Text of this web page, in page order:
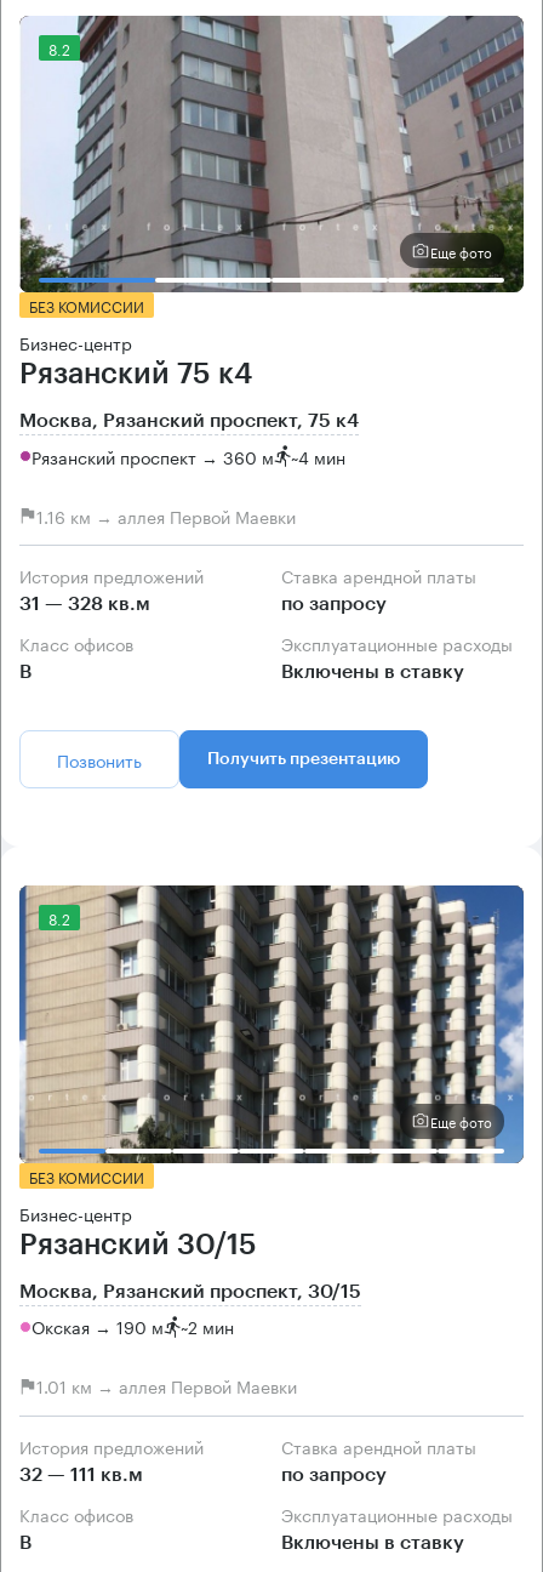
8.2
Еще фото
БЕЗ КОМИССИИ
Бизнес-центр
Рязанский 75 к4
Москва, Рязанский проспект, 75 к4
Рязанский проспект → 360 м ~4 мин
1.16 км → аллея Первой Маевки
История предложений
31 — 328 кв.м
Ставка арендной платы
по запросу
Класс офисов
B
Эксплуатационные расходы
Включены в ставку
Позвонить Получить презентацию
8.2
Еще фото
БЕЗ КОМИССИИ
Бизнес-центр
Рязанский 30/15
Москва, Рязанский проспект, 30/15
Окская → 190 м ~2 мин
1.01 км → аллея Первой Маевки
История предложений
32 — 111 кв.м
Ставка арендной платы
по запросу
Класс офисов
B
Эксплуатационные расходы
Включены в ставку